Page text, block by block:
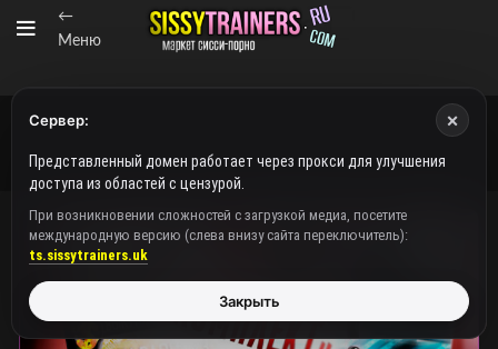
←
Меню
Сервер: ×
Представленный домен работает через прокси для улучшения
доступа из областей с цензурой.
При возникновении сложностей с загрузкой медиа, посетите
международную версию (слева внизу сайта переключитель):
ts.sissytrainers.uk
Закрыть